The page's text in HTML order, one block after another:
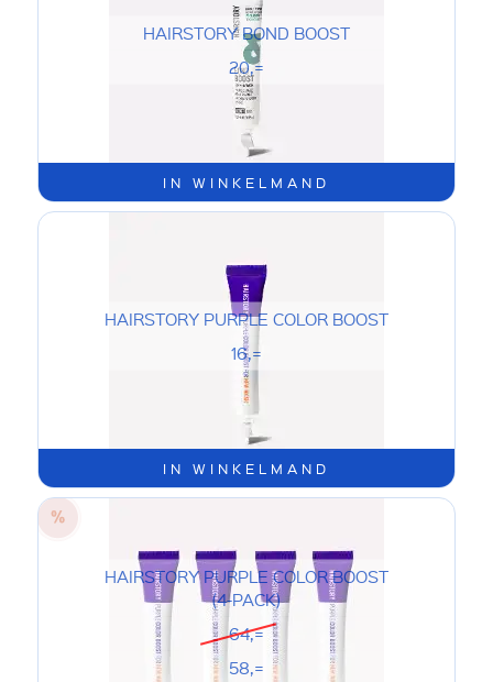
IN WINKELMAND
HAIRSTORY BOND BOOST
20,=
IN WINKELMAND
HAIRSTORY PURPLE COLOR BOOST
16,=
HAIRSTORY PURPLE COLOR BOOST
(4-PACK)
64,=
58,=